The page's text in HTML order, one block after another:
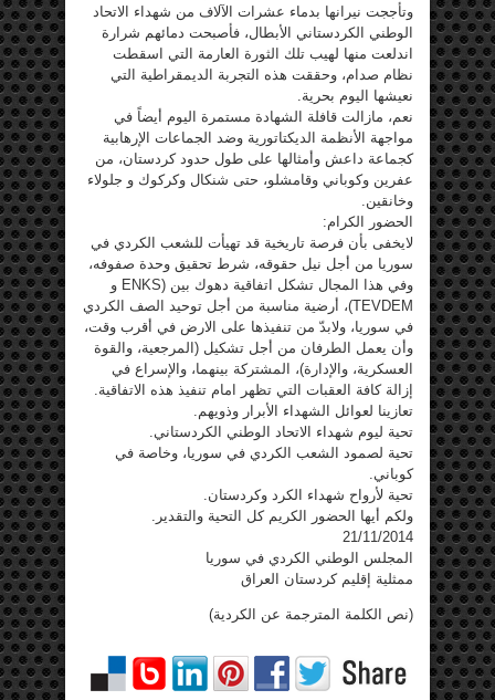
وتأججت نيرانها بدماء عشرات الآلاف من شهداء الاتحاد
الوطني الكردستاني الأبطال، فأصبحت دمائهم شرارة
اندلعت منها لهيب تلك الثورة العارمة التي اسقطت
نظام صدام، وحققت هذه التجربة الديمقراطية التي
نعيشها اليوم بحرية.
نعم، مازالت قافلة الشهادة مستمرة اليوم أيضاً في
مواجهة الأنظمة الديكتاتورية وضد الجماعات الإرهابية
كجماعة داعش وأمثالها على طول حدود كردستان، من
عفرين وكوباني وقامشلو، حتى شنكال وكركوك و جلولاء
وخانقين.
الحضور الكرام:
لايخفى بأن فرصة تاريخية قد تهيأت للشعب الكردي في
سوريا من أجل نيل حقوقه، شرط تحقيق وحدة صفوفه،
وفي هذا المجال تشكل اتفاقية دهوك بين (ENKS و
TEVDEM)، أرضية مناسبة من أجل توحيد الصف الكردي
في سوريا، ولابدّ من تنفيذها على الارض في أقرب وقت،
وأن يعمل الطرفان من أجل تشكيل (المرجعية، والقوة
العسكرية، والإدارة)، المشتركة بينهما، والإسراع في
إزالة كافة العقبات التي تظهر امام تنفيذ هذه الاتفاقية.
تعازينا لعوائل الشهداء الأبرار وذويهم.
تحية ليوم شهداء الاتحاد الوطني الكردستاني.
تحية لصمود الشعب الكردي في سوريا، وخاصة في
كوباني.
تحية لأرواح شهداء الكرد وكردستان.
ولكم أيها الحضور الكريم كل التحية والتقدير.
21/11/2014
المجلس الوطني الكردي في سوريا
ممثلية إقليم كردستان العراق
(نص الكلمة المترجمة عن الكردية)